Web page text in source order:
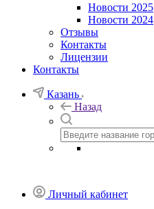
Новости 2025
Новости 2024
Отзывы
Контакты
Лицензии
Контакты
Казань
Назад
Личный кабинет